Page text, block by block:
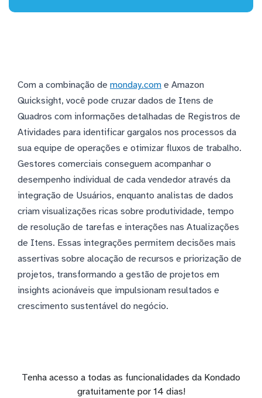
Com a combinação de monday.com e Amazon
Quicksight, você pode cruzar dados de Itens de
Quadros com informações detalhadas de Registros de
Atividades para identificar gargalos nos processos da
sua equipe de operações e otimizar fluxos de trabalho.
Gestores comerciais conseguem acompanhar o
desempenho individual de cada vendedor através da
integração de Usuários, enquanto analistas de dados
criam visualizações ricas sobre produtividade, tempo
de resolução de tarefas e interações nas Atualizações
de Itens. Essas integrações permitem decisões mais
assertivas sobre alocação de recursos e priorização de
projetos, transformando a gestão de projetos em
insights acionáveis que impulsionam resultados e
crescimento sustentável do negócio.
Tenha acesso a todas as funcionalidades da Kondado
gratuitamente por 14 dias!